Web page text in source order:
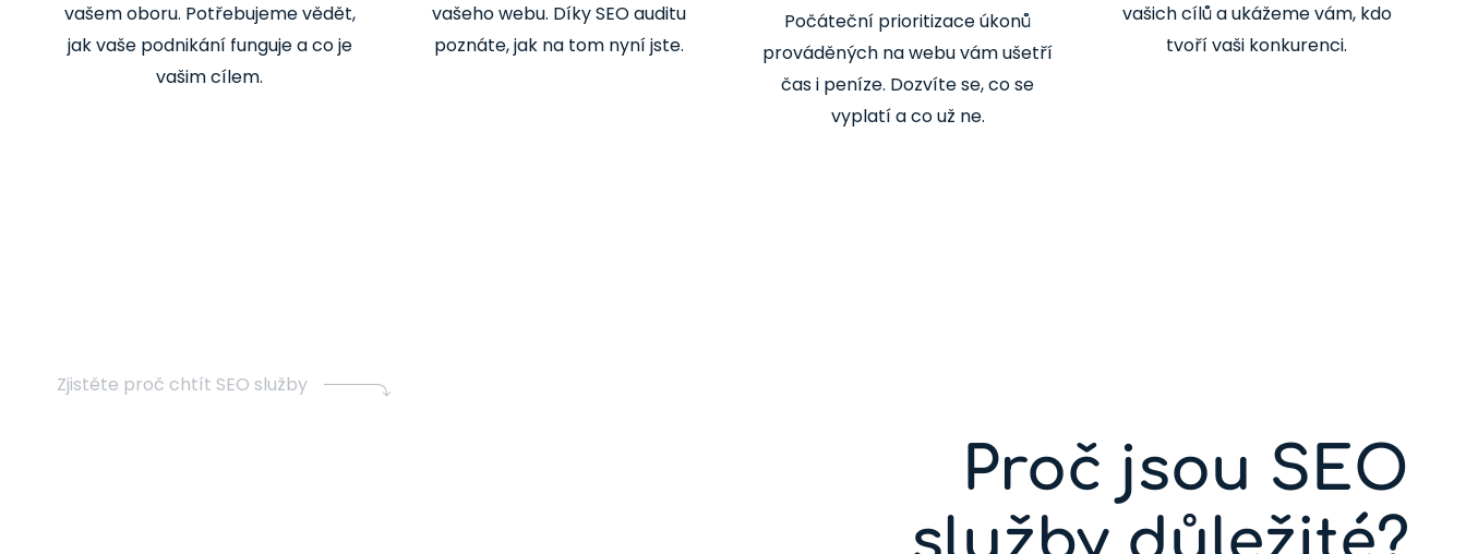
vašem oboru. Potřebujeme vědět,
jak vaše podnikání funguje a co je
vašim cílem.
vašeho webu. Díky SEO auditu
poznáte, jak na tom nyní jste.
Počáteční prioritizace úkonů
prováděných na webu vám ušetří
čas i peníze. Dozvíte se, co se
vyplatí a co už ne.
vašich cílů a ukážeme vám, kdo
tvoří vaši konkurenci.
Zjistěte proč chtít SEO služby
Proč jsou SEO